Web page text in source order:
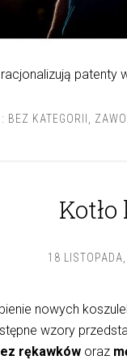
patenty
BEZ KATEGORII
18
nowych
wzory
rękawków oraz